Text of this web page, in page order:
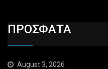
ΠΡΟΣΦΑΤΑ
August 3, 2026